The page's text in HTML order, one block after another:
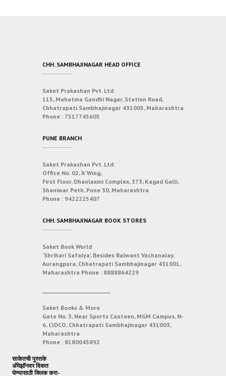
CHH. SAMBHAJINAGAR HEAD OFFICE
Saket Prakashan Pvt. Ltd.
115, Mahatma Gandhi Nagar, Station Road,
Chhatrapati Sambhajinagar 431005, Maharashtra
Phone : 7517745605
PUNE BRANCH
Saket Prakashan Pvt. Ltd.
Office No. 02, ‘A’ Wing,
First Floor, Dhanlaxmi Complex, 373, Kagad Galli,
Shaniwar Peth, Pune 30, Maharashtra
Phone : 9422225407
CHH. SAMBHAJINAGAR BOOK STORES
Saket Book World
‘Shrihari Safalya’, Besides Balwant Vachanalay,
Aurangpura, Chhatrapati Sambhajinagar 431001,
Maharashtra Phone : 8888864229
Saket Books & More
Gate No. 3, Near Sports Canteen, MGM Campus, N-
6, CIDCO, Chhatrapati Sambhajinagar 431003,
Maharashtra
Phone : 8180045892
साकेतची पुस्तके
अ‍ॅमेझॉनवर विकत
घेण्यासाठी क्लिक करा-